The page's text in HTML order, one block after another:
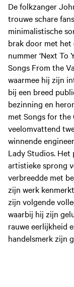
De folkzanger
trouwe schare
minimalistische
brak door met
nummer ‘Next To
Songs From the
waarmee hij zijn
bij een breed
bezinning en
met Songs for the
veelomvattend
winnende
Lady Studios.
artistieke sprong
verbreedde met
zijn werk
zijn volgende
waarbij hij zijn
rauwe eerlijkheid
handelsmerk zijn